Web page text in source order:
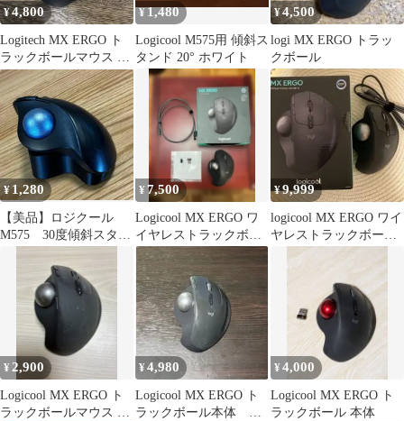
¥4,800
Logitech MX ERGO ト
ラックボールマウス 本
体 おまけ付き
¥1,480
Logicool M575用 傾斜ス
タンド 20° ホワイト
¥4,500
logi MX ERGO トラッ
クボール
¥1,280
【美品】ロジクール
M575 30度傾斜スタン
¥ 7,500
Logicool MX ERGO ワ
イヤレストラックボー
ル マウス 付属品あり
¥9,999
logicool MX ERGO ワイ
ヤレストラックボール
¥ 2,900
Logicool MX ERGO ト
ラックボールマウス 本
¥4,980
Logicool MX ERGO ト
ラックボール本体 ロ
¥4,000
Logicool MX ERGO ト
ラックボール 本体